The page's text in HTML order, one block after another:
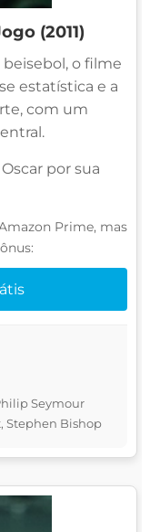
(2011)
o filme
estatística e a
com um
por sua
Prime, mas
Seymour
Stephen Bishop